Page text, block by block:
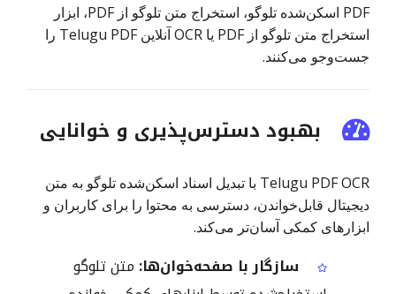
PDF اسکن‌شده تلوگو، استخراج متن تلوگو از PDF، ابزار
استخراج متن تلوگو از PDF یا OCR آنلاین Telugu PDF را
جست‌وجو می‌کنند.
بهبود دسترس‌پذیری و خوانایی
Telugu PDF OCR با تبدیل اسناد اسکن‌شده تلوگو به متن
دیجیتال قابل‌خواندن، دسترسی به محتوا را برای کاربران و
ابزارهای کمکی آسان‌تر می‌کند.
سازگار با صفحه‌خوان‌ها: متن تلوگو